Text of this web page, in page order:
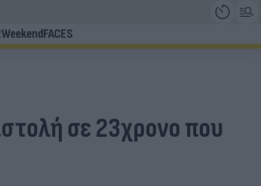
WeekendFACES
σε 23χρονο που